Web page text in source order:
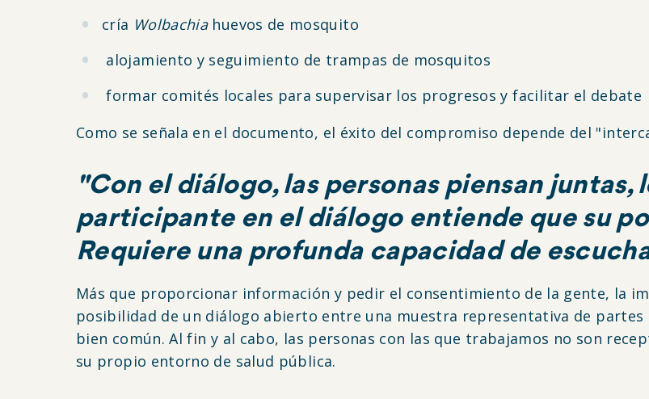
cría Wolbachiahuevos de mosquito
alojamiento y seguimiento de trampas de mosquitos
formar comités locales para supervisar los progresos y facilitar el debate
Como se señala en el documento, el éxito del compromiso depende del
"Con el diálogo, las personas piensan juntas,
participante en el diálogo entiende que su
Requiere una profunda capacidad de
Más que proporcionar información y pedir el consentimiento de la gente, la
posibilidad de un diálogo abierto entre una muestra representativa de
bien común. Al fin y al cabo, las personas con las que trabajamos no son
su propio entorno de salud pública.